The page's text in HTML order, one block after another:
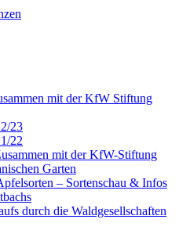
mit der KfW Stiftung
23
22
mit der KfW-Stiftung
Garten
– Sortenschau & Infos
durch die Waldgesellschaften